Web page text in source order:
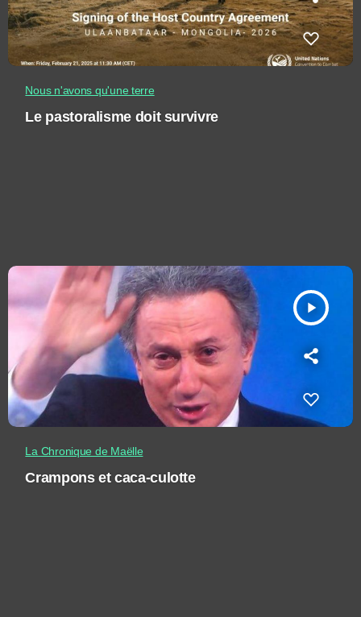
Nous n'avons qu'une terre
Le pastoralisme doit survivre
play_arrow
La Chronique de Maëlle
Crampons et caca-culotte